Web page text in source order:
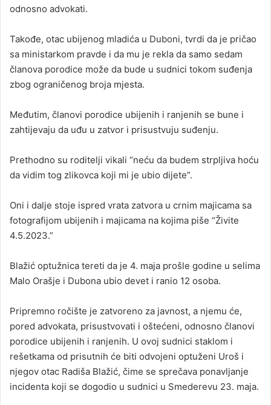
odnosno advokati.
Takođe, otac ubijenog mladića u Duboni, tvrdi da je pričao
sa ministarkom pravde i da mu je rekla da samo sedam
članova porodice može da bude u sudnici tokom suđenja
zbog ograničenog broja mjesta.
Međutim, članovi porodice ubijenih i ranjenih se bune i
zahtijevaju da uđu u zatvor i prisustvuju suđenju.
Prethodno su roditelji vikali “neću da budem strpljiva hoću
da vidim tog zlikovca koji mi je ubio dijete”.
Oni i dalje stoje ispred vrata zatvora u crnim majicama sa
fotografijom ubijenih i majicama na kojima piše “Živite
4.5.2023.”
Blažić optužnica tereti da je 4. maja prošle godine u selima
Malo Orašje i Dubona ubio devet i ranio 12 osoba.
Pripremno ročište je zatvoreno za javnost, a njemu će,
pored advokata, prisustvovati i oštećeni, odnosno članovi
porodice ubijenih i ranjenih. U ovoj sudnici staklom i
rešetkama od prisutnih će biti odvojeni optuženi Uroš i
njegov otac Radiša Blažić, čime se sprečava ponavljanje
incidenta koji se dogodio u sudnici u Smederevu 23. maja.